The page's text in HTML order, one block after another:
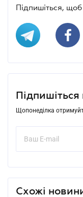
Підпишіться, щоб
Щопонеділка
Схожі